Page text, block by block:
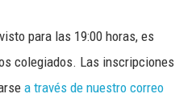
para las 19:00 horas, es
colegiados. Las inscripciones
a través de nuestro correo